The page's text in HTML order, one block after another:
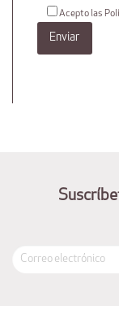
Acepto las